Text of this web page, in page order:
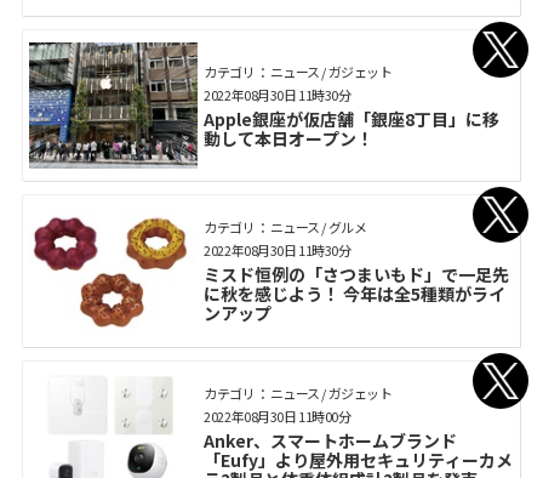
カテゴリ： ニュース / ガジェット
Apple銀座が仮店舗「銀座8丁目」に移
動して本日オープン！
2022年08月30日 11時30分
カテゴリ： ニュース / グルメ
ミスド恒例の「さつまいもド」で一足先
に秋を感じよう！ 今年は全5種類がライ
ンアップ
2022年08月30日 11時30分
カテゴリ： ニュース / ガジェット
Anker、スマートホームブランド
「Eufy」より屋外用セキュリティーカメ
2022年08月30日 11時00分